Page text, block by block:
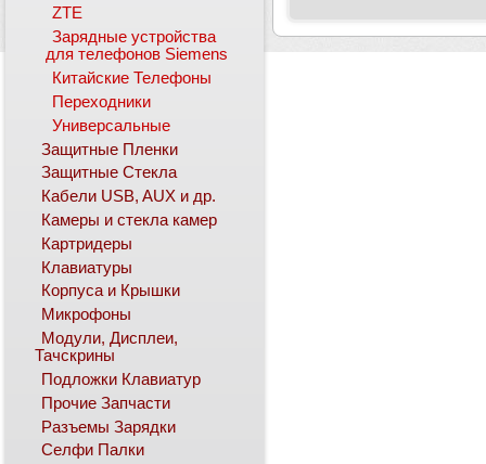
ZTE
Зарядные устройства
для телефонов Siemens
Китайские Телефоны
Переходники
Универсальные
Защитные Пленки
Защитные Стекла
Кабели USB, AUX и др.
Камеры и стекла камер
Картридеры
Клавиатуры
Корпуса и Крышки
Микрофоны
Модули, Дисплеи,
Тачскрины
Подложки Клавиатур
Прочие Запчасти
Разъемы Зарядки
Селфи Палки